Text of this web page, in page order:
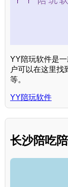
YY陪玩软件是
户可以在这里找
等。
YY陪玩软件
长沙陪吃